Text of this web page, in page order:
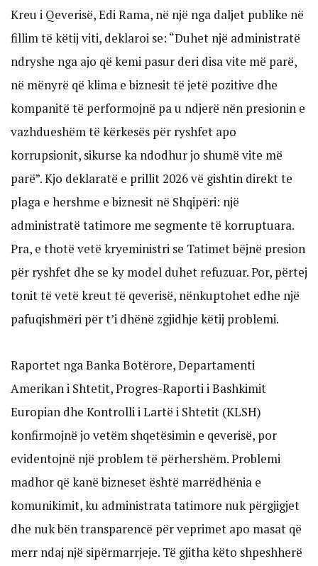
Kreu i Qeverisë, Edi Rama, në një nga daljet publike në
fillim të këtij viti, deklaroi se: “Duhet një administratë
ndryshe nga ajo që kemi pasur deri disa vite më parë,
në mënyrë që klima e biznesit të jetë pozitive dhe
kompanitë të performojnë pa u ndjerë nën presionin e
vazhdueshëm të kërkesës për ryshfet apo
korrupsionit, sikurse ka ndodhur jo shumë vite më
parë”. Kjo deklaratë e prillit 2026 vë gishtin direkt te
plaga e hershme e biznesit në Shqipëri: një
administratë tatimore me segmente të korruptuara.
Pra, e thotë vetë kryeministri se Tatimet bëjnë presion
për ryshfet dhe se ky model duhet refuzuar. Por, përtej
tonit të vetë kreut të qeverisë, nënkuptohet edhe një
pafuqishmëri për t’i dhënë zgjidhje këtij problemi.
Raportet nga Banka Botërore, Departamenti
Amerikan i Shtetit, Progres-Raporti i Bashkimit
Europian dhe Kontrolli i Lartë i Shtetit (KLSH)
konfirmojnë jo vetëm shqetësimin e qeverisë, por
evidentojnë një problem të përhershëm. Problemi
madhor që kanë bizneset është marrëdhënia e
komunikimit, ku administrata tatimore nuk përgjigjet
dhe nuk bën transparencë për veprimet apo masat që
merr ndaj një sipërmarrjeje. Të gjitha këto shpeshherë